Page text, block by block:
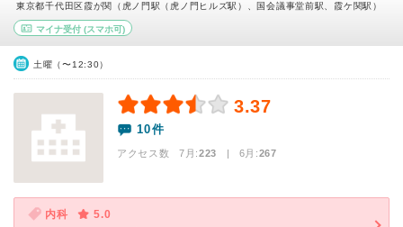
東京都千代田区霞が関（虎ノ門駅（虎ノ門ヒルズ駅）、国会議事堂前駅、霞ケ関駅）
マイナ受付 (スマホ可)
土曜（〜12:30）
3.37
10件
アクセス数 7月:223 | 6月:267
内科
5.0